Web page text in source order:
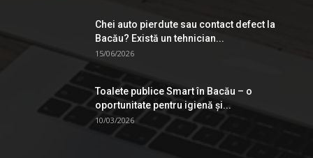
Chei auto pierdute sau contact defect la
Bacău? Există un tehnician...
15/06/2026
Toalete publice Smart în Bacău – o
oportunitate pentru igienă şi...
10/03/2026